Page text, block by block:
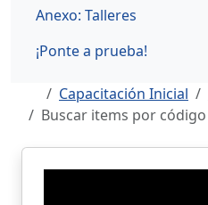
Anexo: Talleres
¡Ponte a prueba!
Capacitación Inicial
Buscar items por código